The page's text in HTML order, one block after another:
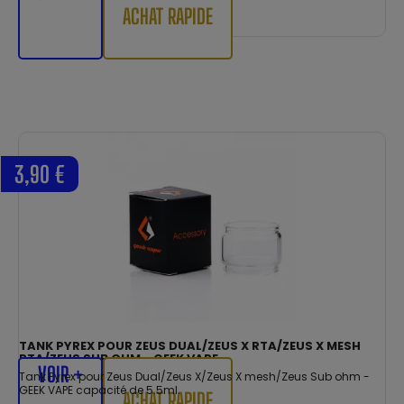
ACHAT RAPIDE
TANK PYREX POUR ZEUS DUAL/ZEUS X RTA/ZEUS X MESH
RTA/ZEUS SUB OHM - GEEK VAPE
Tank Pyrex pour Zeus Dual/Zeus X/Zeus X mesh/Zeus Sub ohm -
GEEK VAPE capacité de 5.5ml.
3,90 €
VOIR +